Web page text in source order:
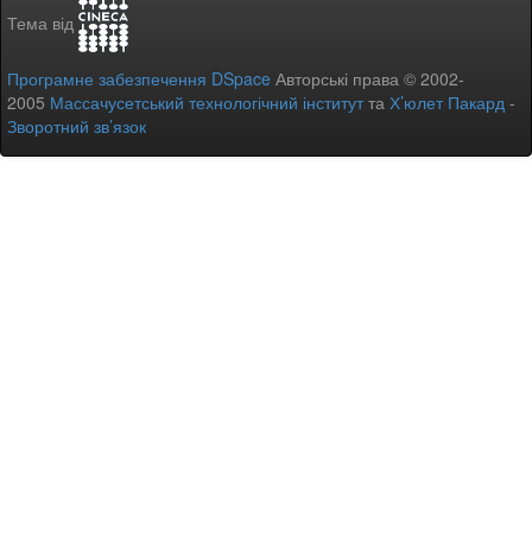
Тема від
Програмне забезпечення DSpace Авторські права © 2002-
2005 Массачусетський технологічний інститутта Х’юлет Пакард -
Зворотний зв’язок